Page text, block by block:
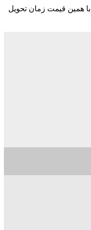
همین قیمت زمان تحویل